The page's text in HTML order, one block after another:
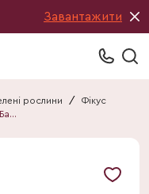
Завантажити
рослини /
Фікус
Фікус Лірата Бамбіно